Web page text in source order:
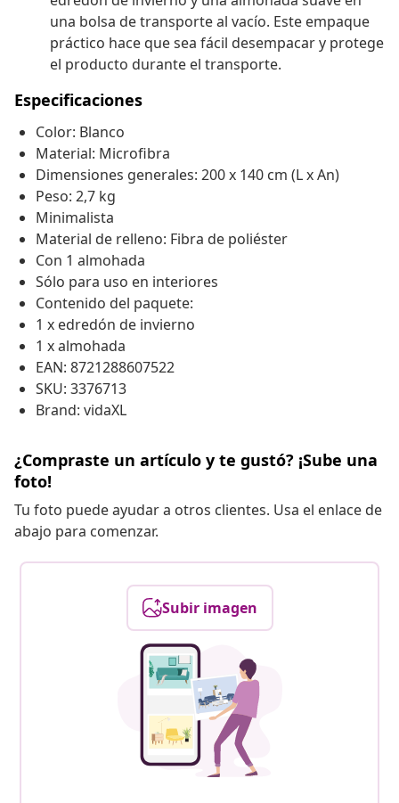
una bolsa de transporte al vacío. Este empaque
práctico hace que sea fácil desempacar y protege
el producto durante el transporte.
Especificaciones
Color: Blanco
Material: Microfibra
Dimensiones generales: 200 x 140 cm (L x An)
Peso: 2,7 kg
Minimalista
Material de relleno: Fibra de poliéster
Con 1 almohada
Sólo para uso en interiores
Contenido del paquete:
1 x edredón de invierno
1 x almohada
EAN: 8721288607522
SKU: 3376713
Brand: vidaXL
¿Compraste un artículo y te gustó? ¡Sube una
foto!
Tu foto puede ayudar a otros clientes. Usa el enlace de
abajo para comenzar.
Subir imagen